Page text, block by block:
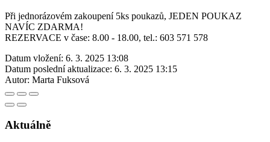
Při jednorázovém zakoupení 5ks poukazů, JEDEN POUKAZ
NAVÍC ZDARMA!
REZERVACE v čase: 8.00 - 18.00, tel.: 603 571 578
Datum vložení: 6. 3. 2025 13:08
Datum poslední aktualizace: 6. 3. 2025 13:15
Autor: Marta Fuksová
Aktuálně